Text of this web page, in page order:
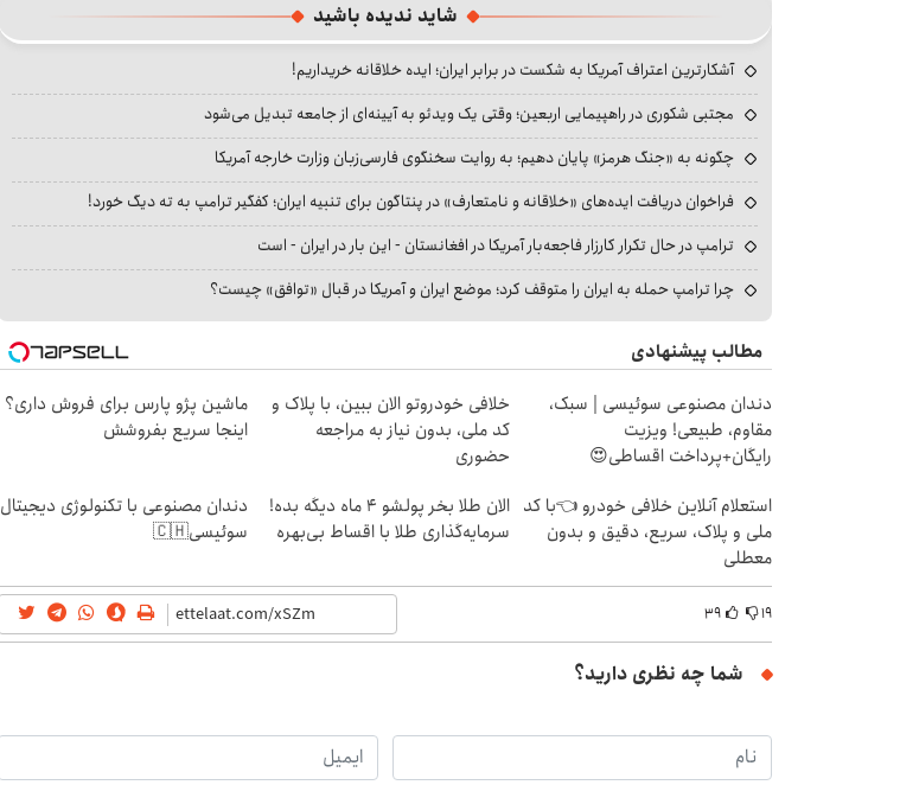
شاید ندیده باشید
آشکارترین اعتراف آمریکا به شکست در برابر ایران؛ ایده خلاقانه خریداریم!
مجتبی شکوری در راهپیمایی اربعین؛ وقتی یک ویدئو به آیینه‌ای از جامعه تبدیل می‌شود
چگونه به «جنگ هرمز» پایان دهیم؛ به روایت سخنگوی فارسی‌زبان وزارت خارجه آمریکا
فراخوان دریافت ایده‌های «خلاقانه و نامتعارف» در پنتاگون برای تنبیه ایران؛ کفگیر ترامپ به ته دیگ خورد!
ترامپ در حال تکرار کارزار فاجعه‌بار آمریکا در افغانستان - این بار در ایران - است
چرا ترامپ حمله به ایران را متوقف کرد؛ موضع ایران و آمریکا در قبال «توافق» چیست؟
مطالب پیشنهادی
دندان مصنوعی سوئیسی | سبک،
مقاوم، طبیعی! ویزیت
رایگان+پرداخت اقساطی😍
خلافی خودروتو الان ببین، با پلاک و
کد ملی، بدون نیاز به مراجعه
حضوری
ماشین پژو پارس برای فروش داری؟
اینجا سریع بفروشش
استعلام آنلاین خلافی خودرو 👈با کد
ملی و پلاک، سریع، دقیق و بدون
معطلی
الان طلا بخر پولشو 4 ماه دیگه بده!
سرمایه‌گذاری طلا با اقساط بی‌بهره
دندان مصنوعی با تکنولوژی دیجیتال
سوئیسی🇨🇭
۱۹ ۳۹
شما چه نظری دارید؟